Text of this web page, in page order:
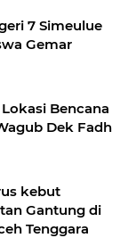
7 Simeulue
Gemar
Bencana
Dek Fadh
kebut
Gantung di
Tenggara